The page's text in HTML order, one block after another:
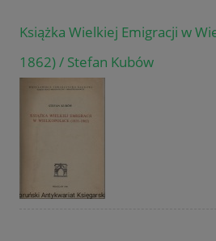
Książka Wielkiej Emigracji w
1862) / Stefan Kubów